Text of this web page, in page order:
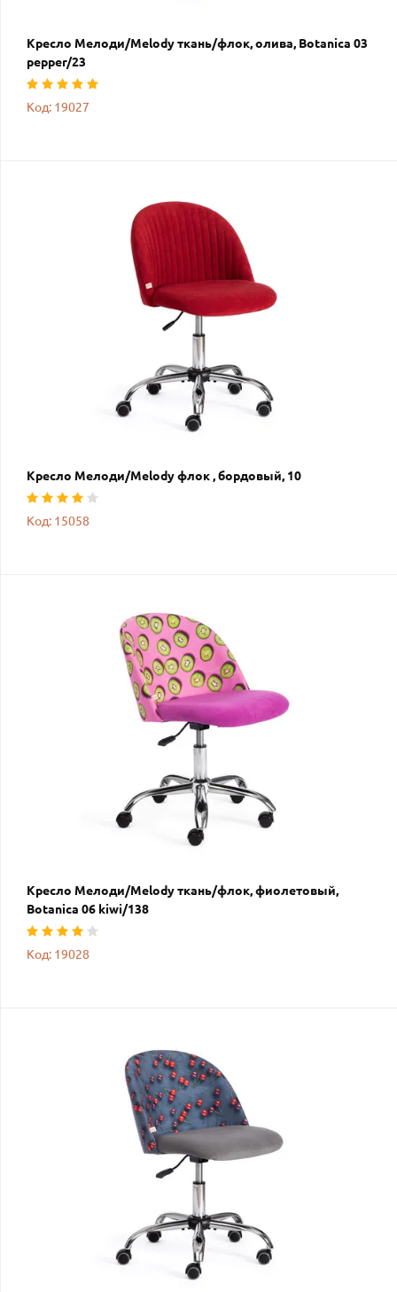
Кресло Мелоди/Melody ткань/флок, олива, Botanica 03
pepper/23
Код: 19027
Кресло Мелоди/Melody флок , бордовый, 10
Код: 15058
Кресло Мелоди/Melody ткань/флок, фиолетовый,
Botanica 06 kiwi/138
Код: 19028